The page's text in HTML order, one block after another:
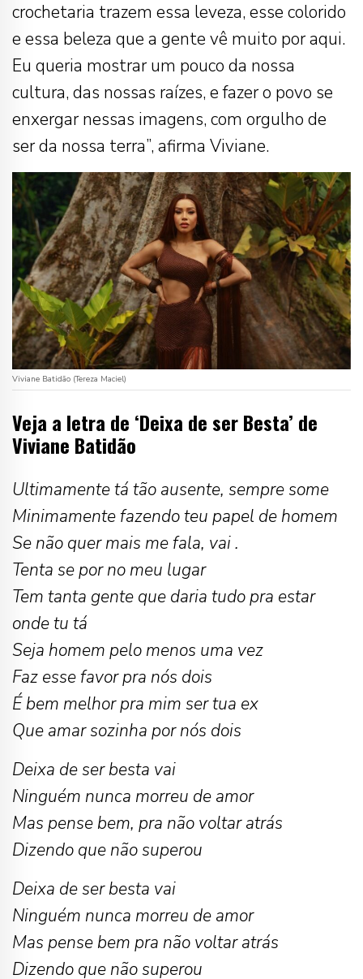
crochetaria trazem essa leveza, esse colorido
e essa beleza que a gente vê muito por aqui.
Eu queria mostrar um pouco da nossa
cultura, das nossas raízes, e fazer o povo se
enxergar nessas imagens, com orgulho de
ser da nossa terra”, afirma Viviane.
Viviane Batidão (Tereza Maciel)
Veja a letra de ‘Deixa de ser Besta’ de
Viviane Batidão
Ultimamente tá tão ausente, sempre some
Minimamente fazendo teu papel de homem
Se não quer mais me fala, vai .
Tenta se por no meu lugar
Tem tanta gente que daria tudo pra estar
onde tu tá
Seja homem pelo menos uma vez
Faz esse favor pra nós dois
É bem melhor pra mim ser tua ex
Que amar sozinha por nós dois
Deixa de ser besta vai
Ninguém nunca morreu de amor
Mas pense bem, pra não voltar atrás
Dizendo que não superou
Deixa de ser besta vai
Ninguém nunca morreu de amor
Mas pense bem pra não voltar atrás
Dizendo que não superou